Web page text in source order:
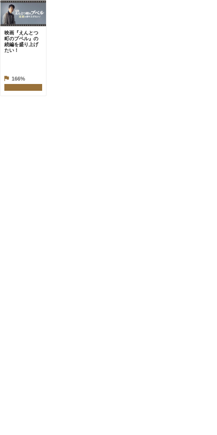
映画『えんとつ
町のプペル』の
続編を盛り上げ
たい！
166%